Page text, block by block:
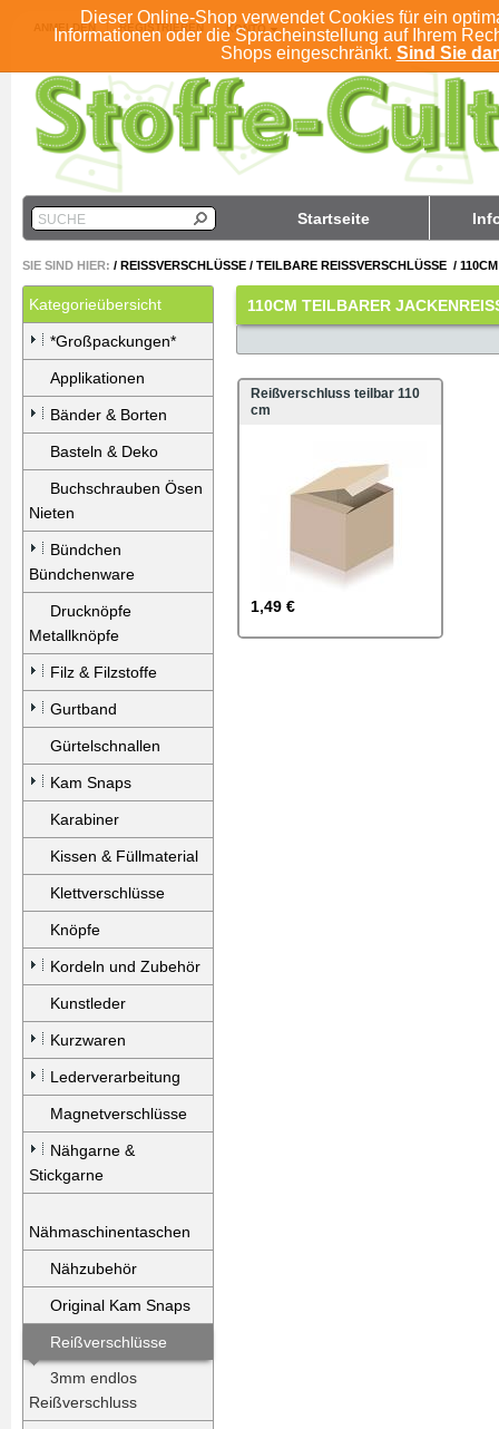
Dieser Online-Shop verwendet Cookies für ein
Informationen oder die Spracheinstellung auf Ihrem
Shops eingeschränkt. Sind Sie
ANMELDEN REGISTRIEREN KONTO
Startseite
SUCHE
SIE SIND HIER: / REISSVERSCHLÜSSE / TEILBARE REISSVERSCHLÜSSE /
Kategorieübersicht
*Großpackungen*
Applikationen
Bänder & Borten
Basteln & Deko
Buchschrauben Ösen
Nieten
Bündchen
Bündchenware
Drucknöpfe
Metallknöpfe
Filz & Filzstoffe
Gurtband
Gürtelschnallen
Kam Snaps
Karabiner
Kissen & Füllmaterial
Klettverschlüsse
Knöpfe
Kordeln und Zubehör
Kunstleder
Kurzwaren
Lederverarbeitung
Magnetverschlüsse
Nähgarne &
Stickgarne
Nähmaschinentaschen
Nähzubehör
Original Kam Snaps
Reißverschlüsse
3mm endlos
Reißverschluss
110CM TEILBARER
Reißverschluss teilbar 110
cm
1,49 €